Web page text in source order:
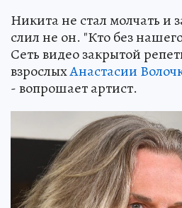
Никита не стал молчать и
слил не он. "Кто без
Сеть видео закрытой
взрослыхАнастасии
- вопрошает артист.